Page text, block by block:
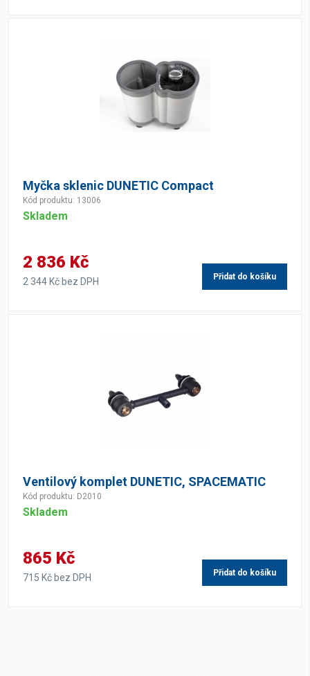
Myčka sklenic DUNETIC Compact
Kód produktu: 13006
Skladem
2 836 Kč
2 344 Kč bez DPH Přidat do košíku
Ventilový komplet DUNETIC, SPACEMATIC
Kód produktu: D2010
Skladem
865 Kč
715 Kč bez DPH Přidat do košíku